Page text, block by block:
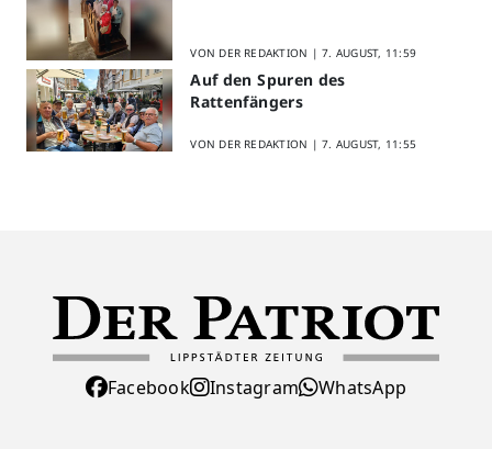
VON DER REDAKTION |7. AUGUST, 11:59
Auf den Spuren des
Rattenfängers
VON DER REDAKTION |7. AUGUST, 11:55
Facebook Instagram WhatsApp